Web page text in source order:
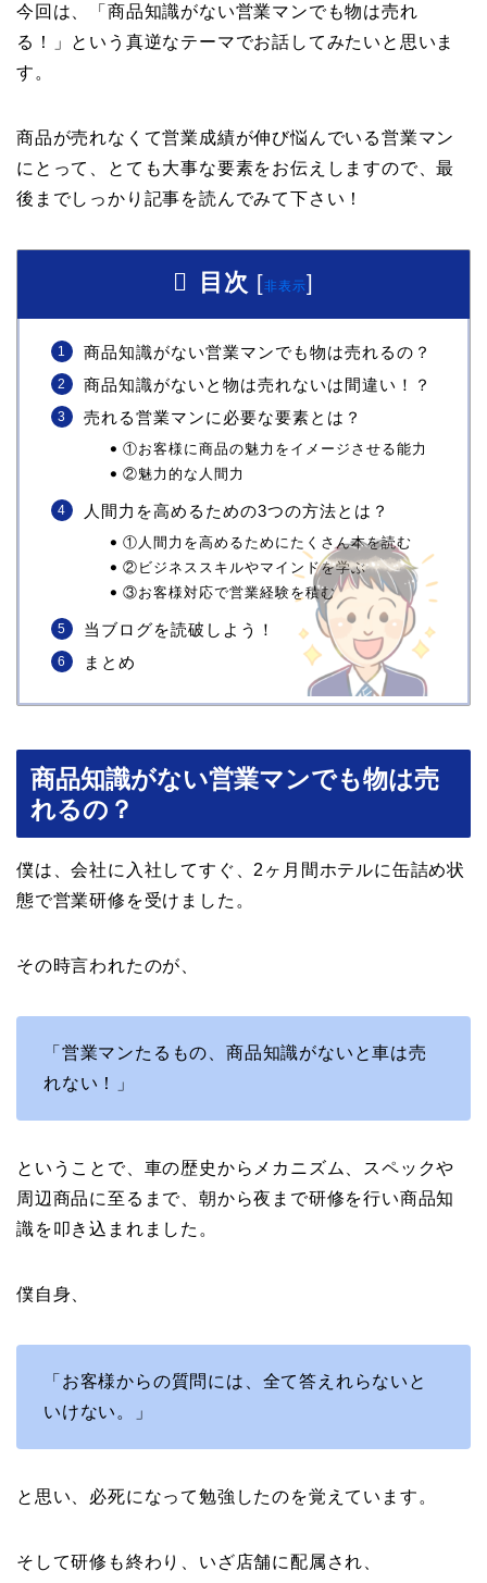
今回は、「商品知識がない営業マンでも物は売れ
る！」という真逆なテーマでお話してみたいと思いま
す。
商品が売れなくて営業成績が伸び悩んでいる営業マン
にとって、とても大事な要素をお伝えしますので、最
後までしっかり記事を読んでみて下さい！
目次 [非表示]
商品知識がない営業マンでも物は売れるの？
商品知識がないと物は売れないは間違い！？
売れる営業マンに必要な要素とは？
①お客様に商品の魅力をイメージさせる能力
②魅力的な人間力
人間力を高めるための3つの方法とは？
①人間力を高めるためにたくさん本を読む
②ビジネススキルやマインドを学ぶ
③お客様対応で営業経験を積む
当ブログを読破しよう！
まとめ
商品知識がない営業マンでも物は売
れるの？
僕は、会社に入社してすぐ、2ヶ月間ホテルに缶詰め状
態で営業研修を受けました。
その時言われたのが、
「営業マンたるもの、商品知識がないと車は売
れない！」
ということで、車の歴史からメカニズム、スペックや
周辺商品に至るまで、朝から夜まで研修を行い商品知
識を叩き込まれました。
僕自身、
「お客様からの質問には、全て答えれらないと
いけない。」
と思い、必死になって勉強したのを覚えています。
そして研修も終わり、いざ店舗に配属され、